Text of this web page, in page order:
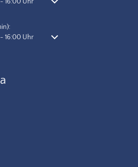
oder Schließzeiten auszublenden
- 16:00 Uhr Von 14:00 bis 16:00 Uhr